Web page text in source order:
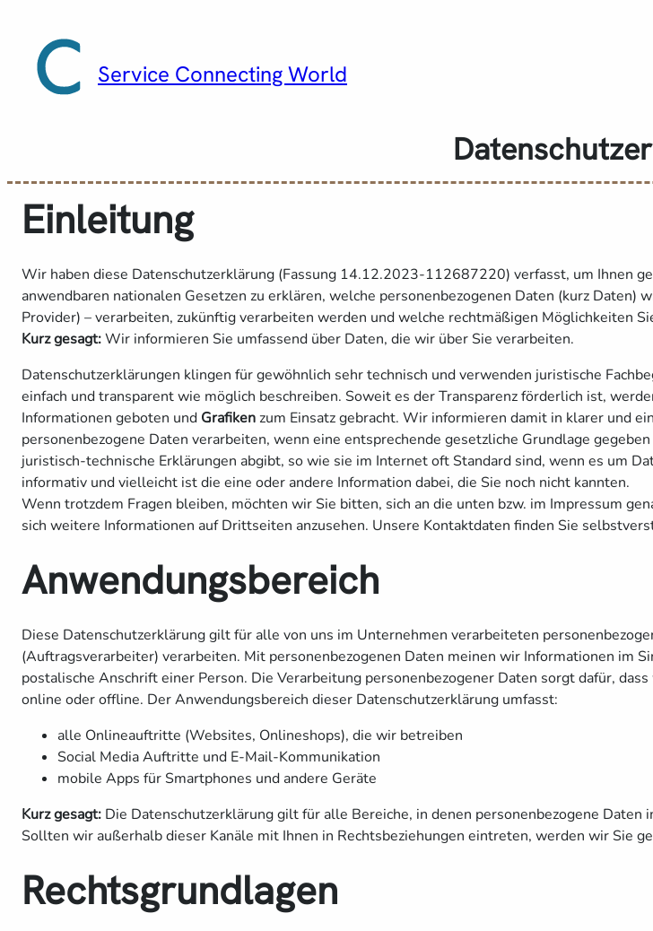
springen
Service Connecting World
Einleitung
Wir haben diese Datenschutzerklärung (Fassung 14.12.2023-112687220) verfasst, um Ihnen
anwendbaren nationalen Gesetzen zu erklären, welche personenbezogenen Daten (kurz
Provider) – verarbeiten, zukünftig verarbeiten werden und welche rechtmäßigen Möglichkeiten
Kurz gesagt:Wir informieren Sie umfassend über Daten, die wir über Sie verarbeiten.
Datenschutzerklärungen klingen für gewöhnlich sehr technisch und verwenden juristische
einfach und transparent wie möglich beschreiben. Soweit es der Transparenz förderlich ist,
Informationen geboten und Grafikenzum Einsatz gebracht. Wir informieren damit in klarer und
personenbezogene Daten verarbeiten, wenn eine entsprechende gesetzliche Grundlage
juristisch-technische Erklärungen abgibt, so wie sie im Internet oft Standard sind, wenn es um
informativ und vielleicht ist die eine oder andere Information dabei, die Sie noch nicht kannten.
Wenn trotzdem Fragen bleiben, möchten wir Sie bitten, sich an die unten bzw. im Impressum
sich weitere Informationen auf Drittseiten anzusehen. Unsere Kontaktdaten finden Sie
Anwendungsbereich
Diese Datenschutzerklärung gilt für alle von uns im Unternehmen verarbeiteten
(Auftragsverarbeiter) verarbeiten. Mit personenbezogenen Daten meinen wir Informationen im
postalische Anschrift einer Person. Die Verarbeitung personenbezogener Daten sorgt dafür,
online oder offline. Der Anwendungsbereich dieser Datenschutzerklärung umfasst:
alle Onlineauftritte (Websites, Onlineshops), die wir betreiben
Social Media Auftritte und E-Mail-Kommunikation
mobile Apps für Smartphones und andere Geräte
Kurz gesagt: Die Datenschutzerklärung gilt für alle Bereiche, in denen personenbezogene
Sollten wir außerhalb dieser Kanäle mit Ihnen in Rechtsbeziehungen eintreten, werden wir Sie
Rechtsgrundlagen